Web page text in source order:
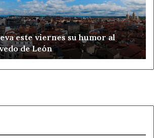
este viernes su humor al
de León